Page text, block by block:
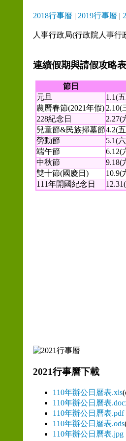
2018行事曆 | 2019行事曆 |
人事行政局(行政院人事行
連續假期與請假攻略表
節日
元旦
1.1(
農曆春節(2021年假) 2.10(
228紀念日
2.27(
兒童節&民族掃墓節4.2(
勞動節
5.1(
端午節
6.12(
中秋節
9.18(
雙十節(國慶日)
10.9(
111年開國紀念日
2021行事曆下載
110年辦公日曆表.xls
110年辦公日曆表
110年辦公日曆表.pdf
110年辦公日曆表.ods
110年辦公日曆表.jpg